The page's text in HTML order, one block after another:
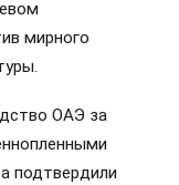
мирного
ОАЭ за
подтвердили